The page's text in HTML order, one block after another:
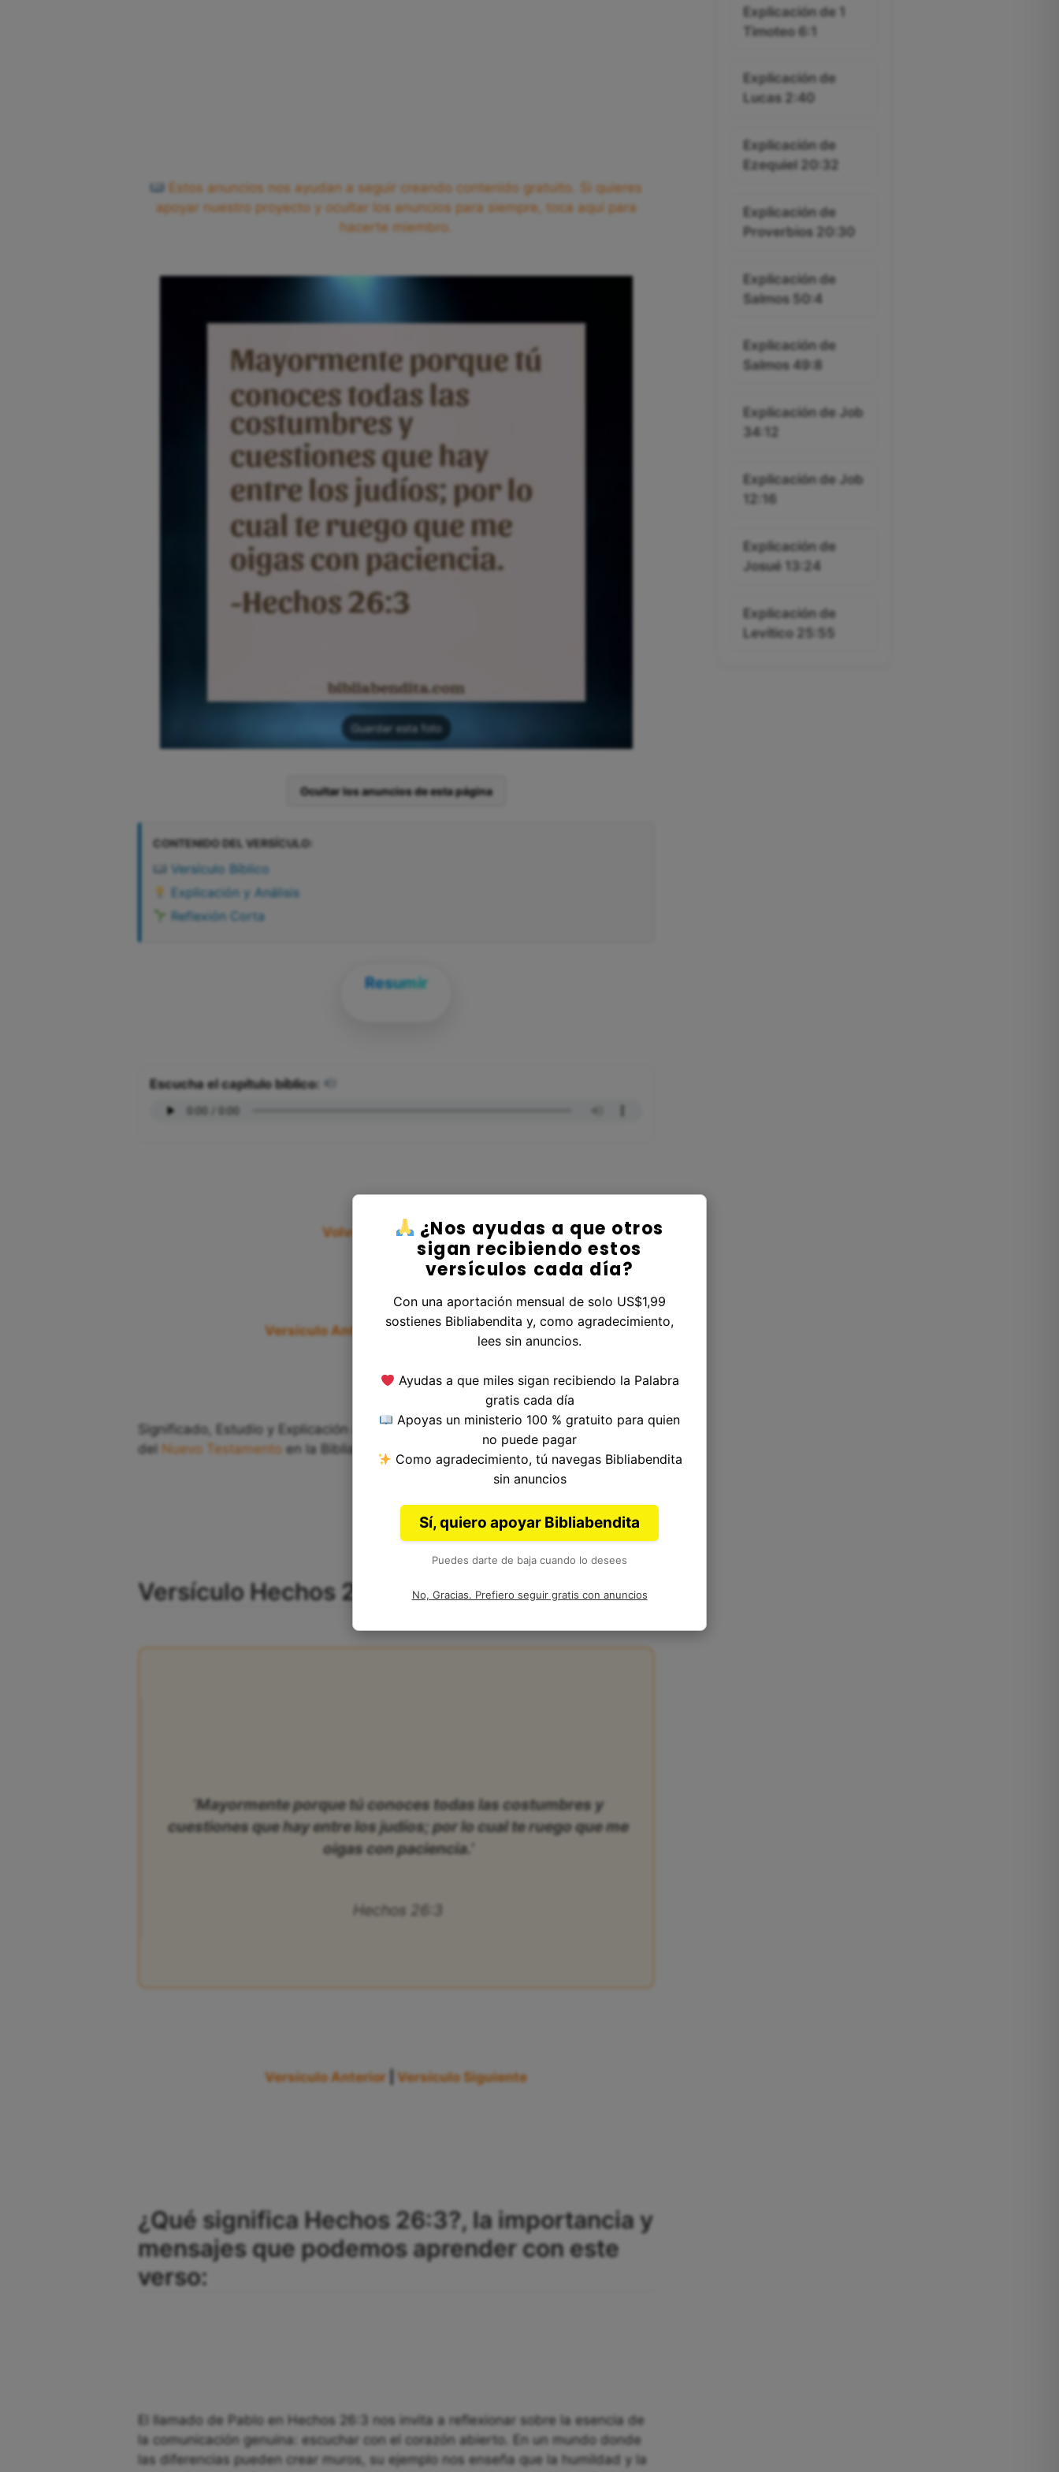
Estos anuncios nos ayudan a seguir creando contenido gratuito. Si quieres
apoyar nuestro proyecto y ocultar los anuncios para siempre, toca aquí para
hacerte miembro.
Guardar esta foto
Ocultar los anuncios de esta página
CONTENIDO DEL VERSÍCULO:
Versículo Bíblico
Explicación y Análisis
Reflexión Corta
Resumir
Escucha el capítulo bíblico:
Volver al Libro Hechos
Versículo Anterior|Versículo Siguiente
Significado, Estudio y Explicación del Versículo 3, Capítulo 26, Libro de Hechos
del Nuevo Testamentoen la Biblia. Autoría: Lucas.
Versículo Hechos 26:3 de la Biblia
‘Mayormente porque tú conoces todas las costumbres y
cuestiones que hay entre los judíos; por lo cual te ruego que me
oigas con paciencia.’
Hechos 26:3
Versículo Anterior |Versículo Siguiente
¿Qué significa Hechos 26:3?, la importancia y
mensajes que podemos aprender con este
verso:
El llamado de Pablo en Hechos 26:3 nos invita a reflexionar sobre la esencia de
la comunicación genuina: escuchar con el corazón abierto. En un mundo donde
las diferencias pueden crear muros, su ejemplo nos enseña que la humildad y la
Explicación de 1
Timoteo 6:1
Explicación de
Lucas 2:40
Explicación de
Ezequiel 20:32
Explicación de
Proverbios 20:30
Explicación de
Salmos 50:4
Explicación de
Salmos 49:8
Explicación de Job
34:12
Explicación de Job
12:16
Explicación de
Josué 13:24
Explicación de
Levítico 25:55
¿Nos ayudas a que otros
sigan recibiendo estos
versículos cada día?
Con una aportación mensual de solo US$1,99
sostienes Bibliabendita y, como agradecimiento,
lees sin anuncios.
Ayudas a que miles sigan recibiendo la Palabra
gratis cada día
Apoyas un ministerio 100 % gratuito para quien
no puede pagar
Como agradecimiento, tú navegas Bibliabendita
sin anuncios
Sí, quiero apoyar Bibliabendita
Puedes darte de baja cuando lo desees
No, Gracias. Prefiero seguir gratis con anuncios